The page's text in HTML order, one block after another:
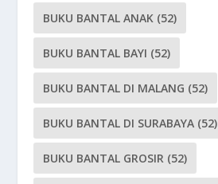
BUKU BANTAL ANAK (52)
BUKU BANTAL BAYI (52)
BUKU BANTAL DI MALANG (52)
BUKU BANTAL DI SURABAYA (52)
BUKU BANTAL GROSIR (52)